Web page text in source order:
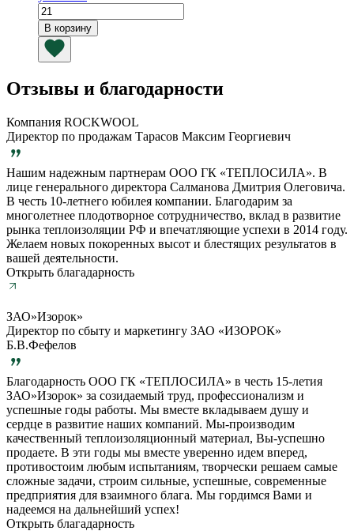
Количество
товара
Плита
InVent
60
1200х600х40
(черный
стеклохолст)
В корзину
Отзывы и благодарности
Компания ROCKWOOL
Директор по продажам Тарасов Максим Георгиевич
Нашим надежным партнерам ООО ГК «ТЕПЛОСИЛА». В
лице генерального директора Салманова Дмитрия Олеговича.
В честь 10-летнего юбилея компании. Благодарим за
многолетнее плодотворное сотрудничество, вклад в развитие
рынка теплоизоляции РФ и впечатляющие успехи в 2014 году.
Желаем новых покоренных высот и блестящих результатов в
вашей деятельности.
Открыть благадарность
ЗАО»Изорок»
Директор по сбыту и маркетингу ЗАО «ИЗОРОК»
Б.В.Фефелов
Благодарность ООО ГК «ТЕПЛОСИЛА» в честь 15-летия
ЗАО»Изорок» за созидаемый труд, профессионализм и
успешные годы работы. Мы вместе вкладываем душу и
сердце в развитие наших компаний. Мы-производим
качественный теплоизоляционный материал, Вы-успешно
продаете. В эти годы мы вместе уверенно идем вперед,
противостоим любым испытаниям, творчески решаем самые
сложные задачи, строим сильные, успешные, современные
предприятия для взаимного блага. Мы гордимся Вами и
надеемся на дальнейший успех!
Открыть благадарность